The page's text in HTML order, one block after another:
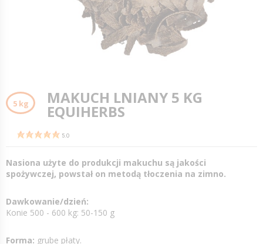
5 kg MAKUCH LNIANY 5 KG
EQUIHERBS
5.0
Nasiona użyte do produkcji makuchu są jakości
spożywczej, powstał on metodą tłoczenia na zimno.
Dawkowanie/dzień:
Konie 500 - 600 kg: 50-150 g
Forma: grube płaty.